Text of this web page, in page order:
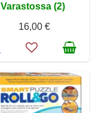
Varastossa (2)
16,00 €